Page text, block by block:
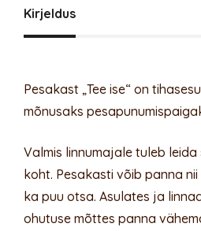
Kirjeldus
Pesakast „Tee ise“ on
mõnusaks
Valmis linnumajale tuleb
koht. Pesakasti võib panna
ka puu otsa. Asulates ja
ohutuse mõttes panna